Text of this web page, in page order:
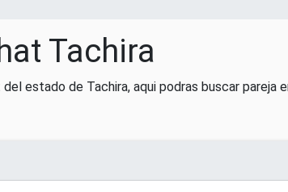
Tachira
del estado de Tachira, aqui podras buscar pareja